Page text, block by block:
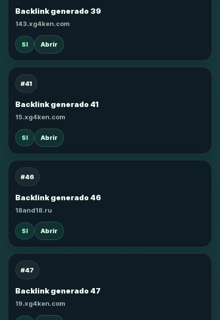
Backlink generado 39
143.xg4ken.com
SI Abrir
#41
Backlink generado 41
15.xg4ken.com
SI Abrir
#46
Backlink generado 46
18and18.ru
SI Abrir
#47
Backlink generado 47
19.xg4ken.com